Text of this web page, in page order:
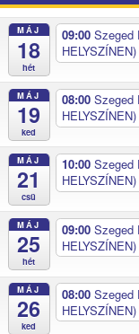
MÁJ
18
hét
09:00 Szeged
HELYSZÍNEN)
MÁJ
19
ked
08:00 Szeged
HELYSZÍNEN)
MÁJ
21
csü
10:00 Szeged
HELYSZÍNEN)
MÁJ
25
hét
09:00 Szeged
HELYSZÍNEN)
MÁJ
26
ked
08:00 Szeged
HELYSZÍNEN)